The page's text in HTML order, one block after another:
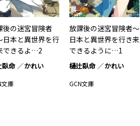
後の迷宮冒険者
日本と異世界を行
できるよ…2
臥命 かれい
文庫
放課後の迷宮冒険者～
日本と異世界を行き来
できるように…1
樋辻臥命 かれい
GCN文庫